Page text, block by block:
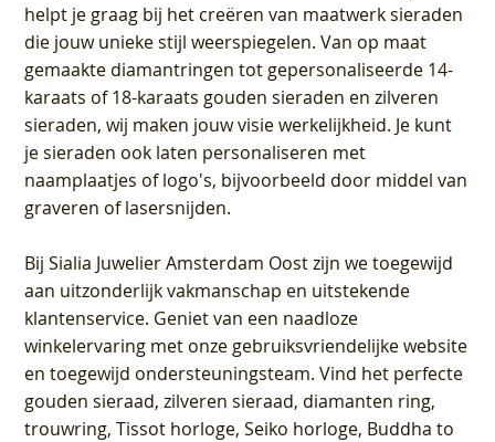
helpt je graag bij het creëren van maatwerk sieraden
die jouw unieke stijl weerspiegelen. Van op maat
gemaakte diamantringen tot gepersonaliseerde 14-
karaats of 18-karaats gouden sieraden en zilveren
sieraden, wij maken jouw visie werkelijkheid. Je kunt
je sieraden ook laten personaliseren met
naamplaatjes of logo's, bijvoorbeeld door middel van
graveren of lasersnijden.
BijSialia Juwelier Amsterdam Oostzijn we toegewijd
aan uitzonderlijk vakmanschap en uitstekende
klantenservice. Geniet van een naadloze
winkelervaring met onze gebruiksvriendelijke website
en toegewijd ondersteuningsteam. Vind het perfecte
gouden sieraad, zilveren sieraad, diamanten ring,
trouwring, Tissot horloge, Seiko horloge, Buddha to